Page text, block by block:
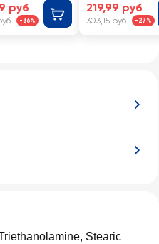
Stearic
руб
-36%
219,99 руб
303,15 руб -27%